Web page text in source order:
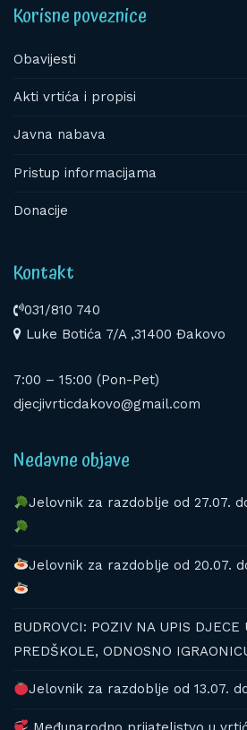
Korisne poveznice
Obavijesti
Akti vrtića i propisi
Javna nabava
Pristup informacijama
Donacije
Kontakt
031/810 740
Luke Botića 7/A ,31400 Đakovo
7:00 – 15:00 (Pon-Pet)
djecjivrticdakovo@gmail.com
Nedavne objave
Jelovnik za razdoblje od 27.07.
Jelovnik za razdoblje od 20.07.
BUDROVCI: POZIV NA UPIS DJECE
PREDŠKOLE, ODNOSNO
Jelovnik za razdoblje od 13.07.